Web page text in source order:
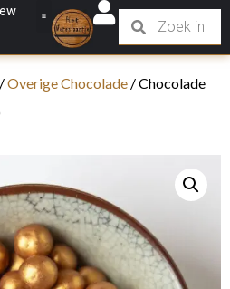
/Overige Chocolade / Chocolade